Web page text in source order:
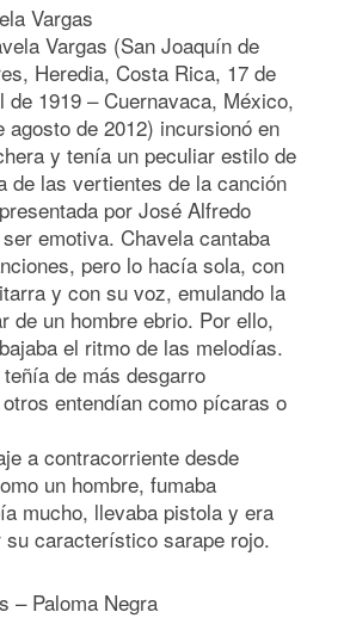
Vargas
Vargas (San Joaquín de
Heredia, Costa Rica, 17 de
de 1919 – Cuernavaca, México,
agosto de 2012) incursionó en
y tenía un peculiar estilo de
de las vertientes de la canción
por José Alfredo
emotiva. Chavela cantaba
pero lo hacía sola, con
y con su voz, emulando la
de un hombre ebrio. Por ello,
el ritmo de las melodías.
de más desgarro
entendían como pícaras o
a contracorriente desde
un hombre, fumaba
mucho, llevaba pistola y era
su característico sarape rojo.
– Paloma Negra